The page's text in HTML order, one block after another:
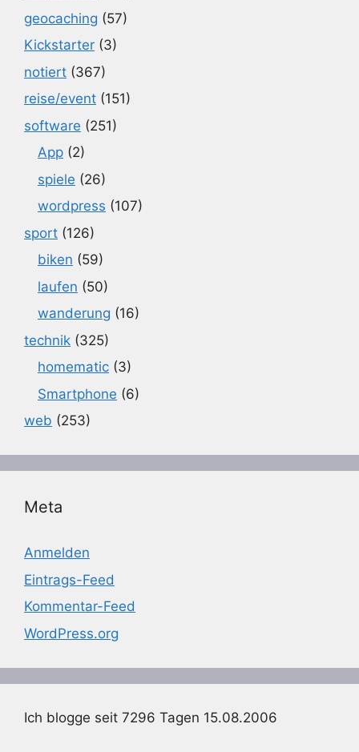
geocaching (57)
Kickstarter (3)
notiert (367)
reise/event (151)
software (251)
App (2)
spiele (26)
wordpress (107)
sport (126)
biken (59)
laufen (50)
wanderung (16)
technik (325)
homematic (3)
Smartphone (6)
web (253)
Meta
Anmelden
Eintrags-Feed
Kommentar-Feed
WordPress.org
Ich blogge seit 7296 Tagen 15.08.2006